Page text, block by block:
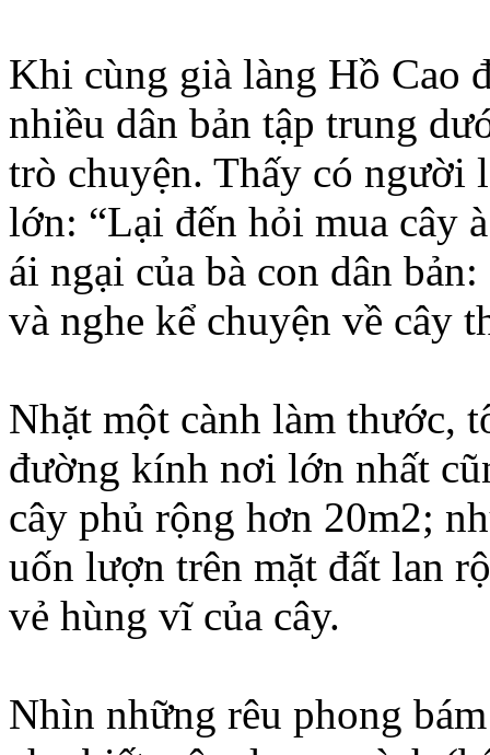
Khi cùng già làng Hồ Cao
nhiều dân bản tập trung
trò chuyện. Thấy có người
lớn: “Lại đến hỏi mua cây
ái ngại của bà con dân
và nghe kể chuyện về cây
Nhặt một cành làm thước,
đường kính nơi lớn nhất
cây phủ rộng hơn 20m2;
uốn lượn trên mặt đất lan
vẻ hùng vĩ của cây.
Nhìn những rêu phong